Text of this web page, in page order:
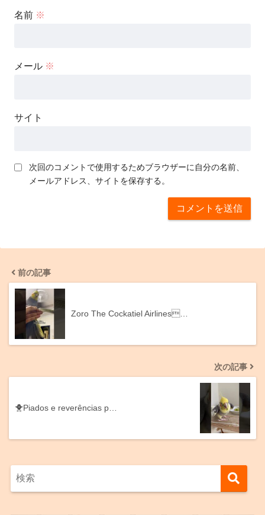
名前 ※
メール ※
サイト
次回のコメントで使用するためブラウザーに自分の名前、
メールアドレス、サイトを保存する。
前の記事
Zoro The Cockatiel Airlines…
次の記事
🐥Piados e reverências p…